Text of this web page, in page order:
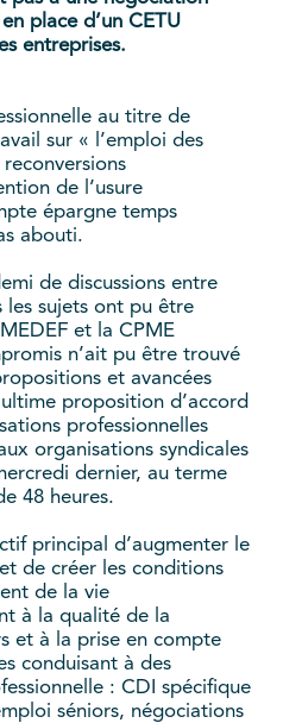
place d’un CETU
entreprises.
au titre de
sur « l’emploi des
de l’usure
épargne temps
abouti.
de discussions entre
les sujets ont pu être
et la CPME
n’ait pu être trouvé
et avancées
proposition d’accord
professionnelles
organisations syndicales
dernier, au terme
48 heures.
principal d’augmenter le
de créer les conditions
de la vie
à la qualité de la
et à la prise en compte
conduisant à des
: CDI spécifique
séniors, négociations